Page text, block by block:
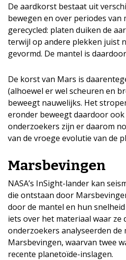
De aardkorst bestaat uit
bewegen en over periodes
gerecycled: platen duiken de
terwijl op andere plekken juist
gevormd. De mantel is
De korst van Mars is
(alhoewel er wel scheuren en
beweegt nauwelijks. Het
eronder beweegt daardoor ook
onderzoekers zijn er daarom
van de vroege evolutie van de
Marsbevingen
NASA’s InSight-lander kan
die ontstaan door
door de mantel en hun
iets over het materiaal waar ze
onderzoekers analyseerden de
Marsbevingen, waarvan twee
recente planetoïde-inslagen.